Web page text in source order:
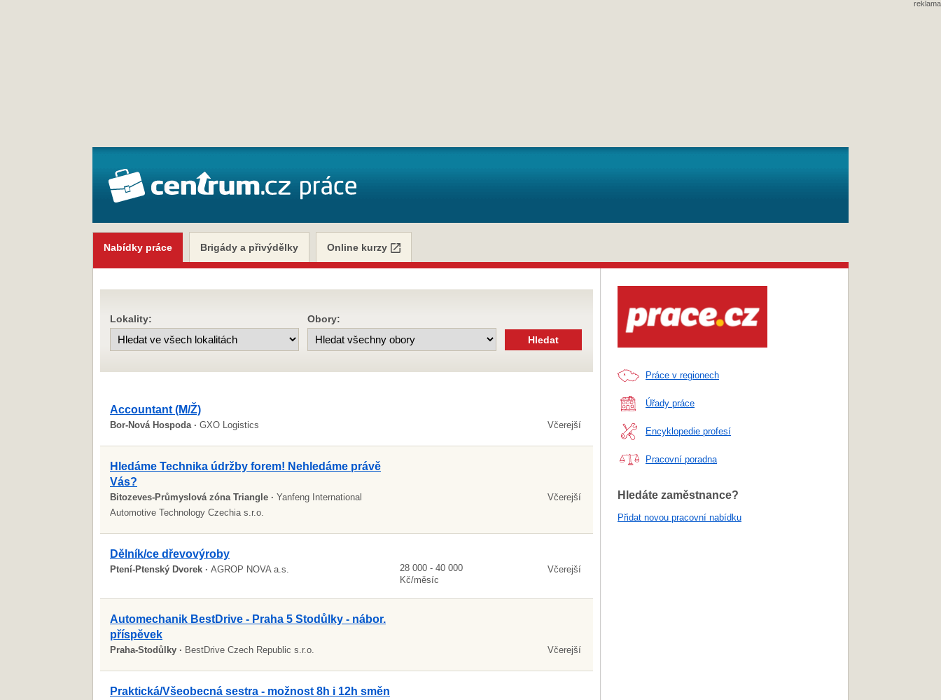
reklama
Nabídky práce Brigády a přivýdělky Online kurzy
Lokality: Obory:
Accountant (M/Ž)
Bor-Nová Hospoda · GXO Logistics Včerejší
Hledáme Technika údržby forem! Nehledáme právě
Vás?
Bitozeves-Průmyslová zóna Triangle · Yanfeng International
Automotive Technology Czechia s.r.o.
Včerejší
Dělník/ce dřevovýroby
Ptení-Ptenský Dvorek · AGROP NOVA a.s.
28 000 - 40 000
Kč/měsíc
Včerejší
Automechanik BestDrive - Praha 5 Stodůlky - nábor.
příspěvek
Praha-Stodůlky · BestDrive Czech Republic s.r.o. Včerejší
Praktická/Všeobecná sestra - možnost 8h i 12h směn
Práce v regionech
Úřady práce
Encyklopedie profesí
Pracovní poradna
Hledáte zaměstnance?
Přidat novou pracovní nabídku